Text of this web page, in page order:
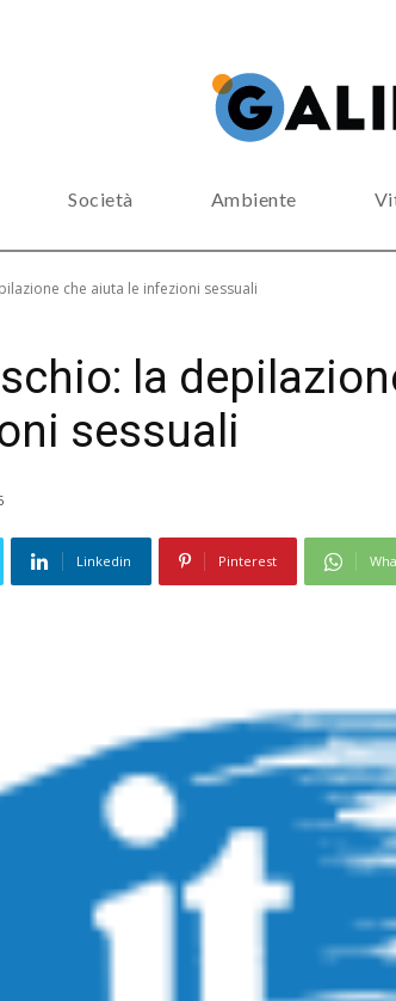
Società Ambiente
che aiuta le infezioni sessuali
la
sessuali
Linkedin Pinterest